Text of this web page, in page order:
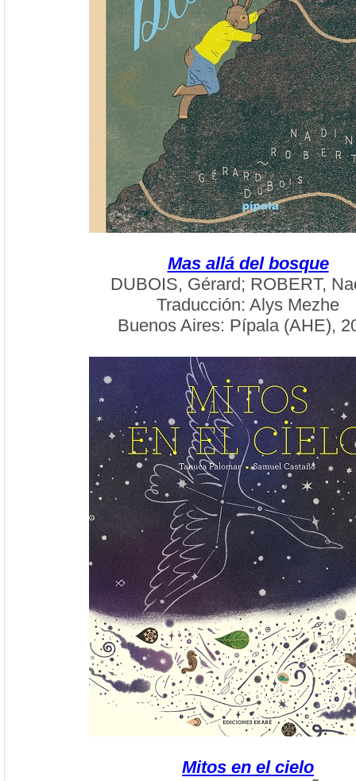
Mas allá del bosque
DUBOIS, Gérard; ROBERT,
Traducción: Alys Mezhe
Buenos Aires: Pípala (AHE),
Mitos en el cielo